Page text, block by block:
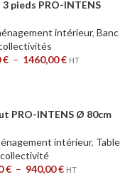
pieds PRO-INTENS
intérieur,Banc
€ – 1460,00€ HT
PRO-INTENS Ø 80cm
intérieur, Table
collectivité
€ – 940,00€ HT